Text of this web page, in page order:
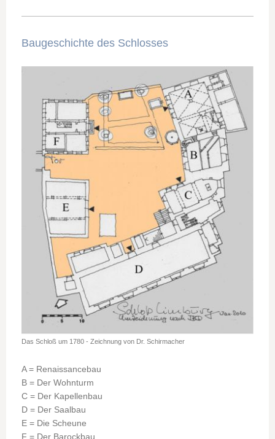
Baugeschichte des Schlosses
Das Schloß um 1780 - Zeichnung von Dr. Schirmacher
A = Renaissancebau
B = Der Wohnturm
C = Der Kapellenbau
D = Der Saalbau
E = Die Scheune
F = Der Barockbau